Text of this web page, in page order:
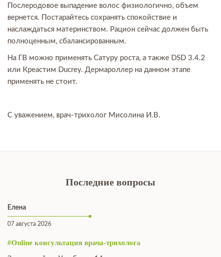
Послеродовое выпадение волос физиологично, объем
вернется. Постарайтесь сохранять спокойствие и
наслаждаться материнством. Рацион сейчас должен быть
полноценным, сбалансированным.
На ГВ можно применять Сатуру роста, а также DSD 3.4.2
или Креастим Ducrey. Дермароллер на данном этапе
применять не стоит.
С уважением, врач-трихолог Мисолина И.В.
Последние вопросы
Елена
07 августа 2026
#Online консультация врача-трихолога